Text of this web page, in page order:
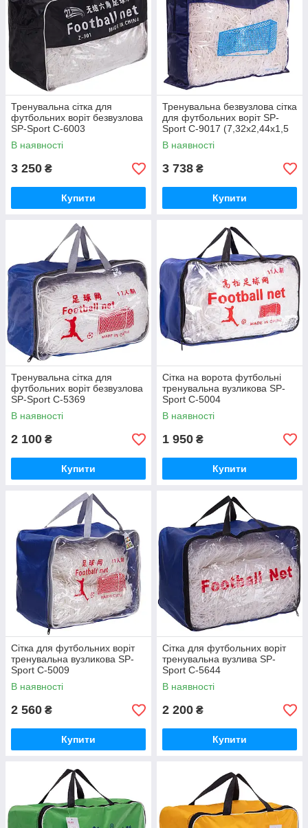
Тренувальна сітка для
футбольних воріт безвузлова
SP-Sport C-6003
(7,32x2,44x1,5м, 2 шт.)
В наявності
3 250 ₴
Купити
Тренувальна безвузлова сітка
для футбольних воріт SP-
Sport C-9017 (7,32x2,44x1,5
м, 2 шт.)
В наявності
3 738 ₴
Купити
Тренувальна сітка для
футбольних воріт безвузлова
SP-Sport C-5369
(7,32x2,44x1,5 м, 2 шт.)
В наявності
2 100 ₴
Купити
Сітка на ворота футбольні
тренувальна вузликова SP-
Sport C-5004
(7,32x2,44x1,5м, 2 шт.)
В наявності
1 950 ₴
Купити
Сітка для футбольних воріт
тренувальна вузликова SP-
Sport C-5009
(7,32x2,44x1,5м, 2 шт.)
В наявності
2 560 ₴
Купити
Сітка для футбольних воріт
тренувальна вузлива SP-
Sport C-5644
(7,32x2,44x1,5м, 2 шт.)
В наявності
2 200 ₴
Купити